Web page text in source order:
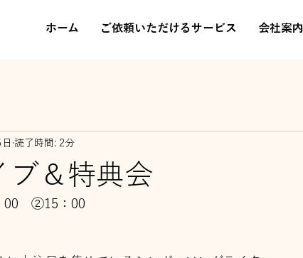
ホーム ご依頼いただけるサービス 会社案内
ブ＆特典会
読了時間: 2分
00　②15：00